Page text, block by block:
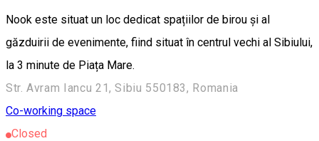
Nook este situat un loc dedicat spațiilor de birou și al
găzduirii de evenimente, fiind situat în centrul vechi al Sibiului,
la 3 minute de Piața Mare.
Str. Avram Iancu 21, Sibiu 550183, Romania
Co-working space
Closed